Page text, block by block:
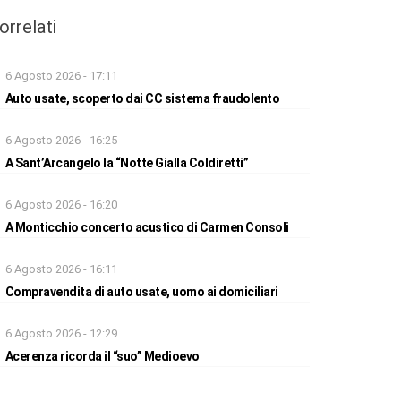
6 Agosto 2026 - 17:11
Auto usate, scoperto dai CC sistema fraudolento
6 Agosto 2026 - 16:25
A Sant’Arcangelo la “Notte Gialla Coldiretti”
6 Agosto 2026 - 16:20
A Monticchio concerto acustico di Carmen Consoli
6 Agosto 2026 - 16:11
Compravendita di auto usate, uomo ai domiciliari
6 Agosto 2026 - 12:29
Acerenza ricorda il “suo” Medioevo